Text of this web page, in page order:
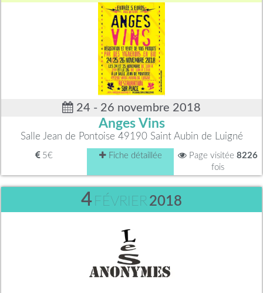
24 - 26 novembre 2018
Anges Vins
Salle Jean de Pontoise 49190 Saint Aubin de Luigné
5€ Fiche détaillée Page visitée 8226
fois
4 FÉVRIER2018